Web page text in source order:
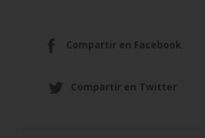
Compartir en Facebook
Compartir en Twitter